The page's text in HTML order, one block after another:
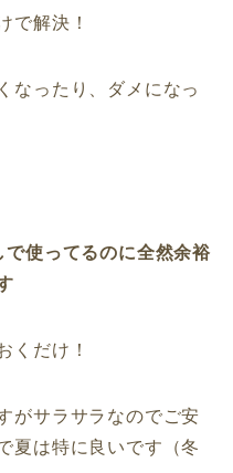
で解決！
なったり、ダメになっ
使ってるのに全然余裕
くだけ！
がサラサラなのでご安
夏は特に良いです（冬